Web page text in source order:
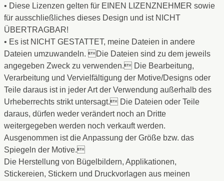
• Diese Lizenzen gelten für EINEN LIZENZNEHMER sowie
für ausschließliches dieses Design und ist NICHT
ÜBERTRAGBAR!
• Es ist NICHT GESTATTET, meine Dateien in andere
Dateien umzuwandeln. Die Dateien sind zu dem jeweils
angegeben Zweck zu verwenden. Die Bearbeitung,
Verarbeitung und Vervielfältigung der Motive/Designs oder
Teile daraus ist in jeder Art der Verwendung außerhalb des
Urheberrechts strikt untersagt. Die Dateien oder Teile
daraus, dürfen weder verändert noch an Dritte
weitergegeben werden noch verkauft werden.
Ausgenommen ist die Anpassung der Größe bzw. das
Spiegeln der Motive.
Die Herstellung von Bügelbildern, Applikationen,
Stickereien, Stickern und Druckvorlagen aus meinen